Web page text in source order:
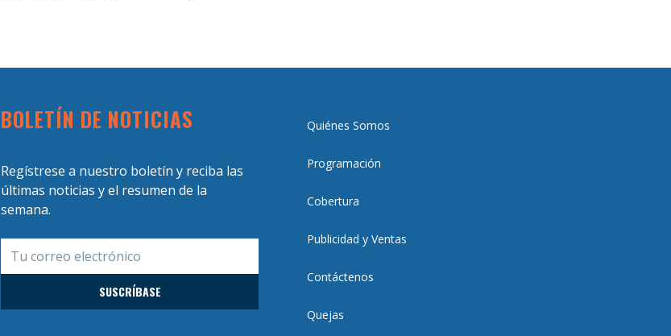
BOLETÍN DE NOTICIAS
Regístrese a nuestro boletín y reciba las
últimas noticias y el resumen de la
semana.
Quiénes Somos
Programación
Cobertura
Publicidad y Ventas
Contáctenos
Quejas